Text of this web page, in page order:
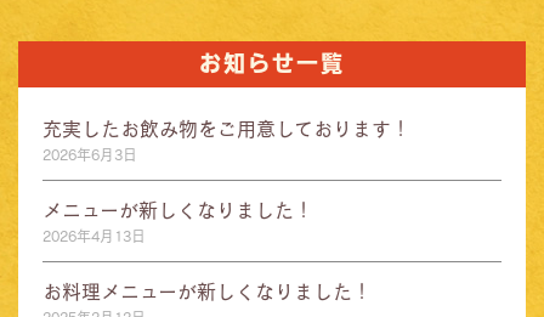
お知らせ一覧
充実したお飲み物をご用意しております！
2026年6月3日
メニューが新しくなりました！
2026年4月13日
お料理メニューが新しくなりました！